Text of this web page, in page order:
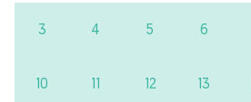
3 4 5 6
10 11 12 13